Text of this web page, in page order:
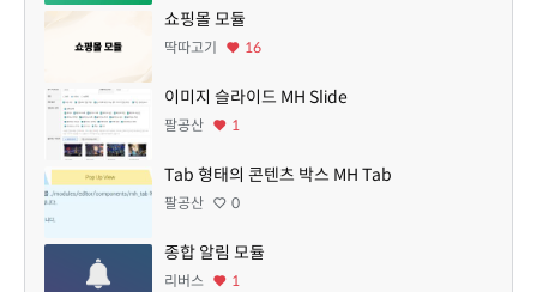
쇼핑몰 모듈
딱따고기 16
이미지 슬라이드 MH Slide
팔공산 1
Tab 형태의 콘텐츠 박스 MH Tab
팔공산 0
종합 알림 모듈
리버스 1